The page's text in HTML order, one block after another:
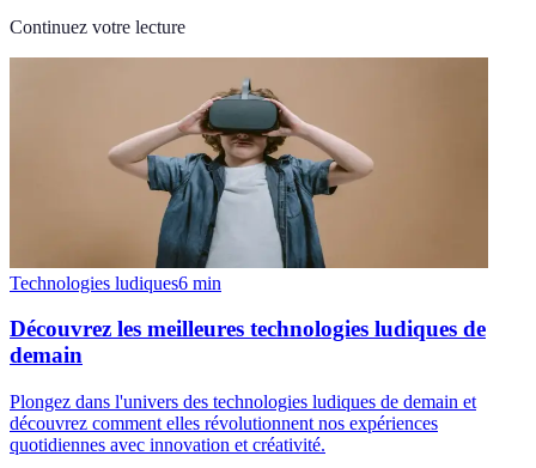
Continuez votre lecture
Technologies ludiques6 min
Découvrez les meilleures technologies ludiques de
demain
Plongez dans l'univers des technologies ludiques de demain et
découvrez comment elles révolutionnent nos expériences
quotidiennes avec innovation et créativité.